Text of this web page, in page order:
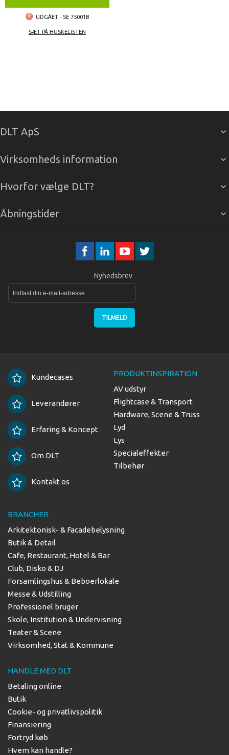
UDGÅET - SE 75001B
SÆT PÅ HUSKELISTEN
DLT ApS
Virksomheds information
Hvorfor vælge DLT?
Åbningstider
Nyhedsbrev
TILMELD
Kundecases
Leverandører
Erfaring & Koncept
Om DLT
Kontakt os
PRODUKTINSPIRATION
AV udstyr
Flightcase & Transport
Hardware, Scene & Truss
Lyd
Lys
Specialeffekter
Tilbehør
BRANCHER
Arkitektonisk- & Facadebelysning
Butik & Detail
Cafe, Restaurant, Hotel & Bar
Club, Disko & DJ
Forsamlingshus & Beboerlokale
Messe & Udstilling
Professionel bruger
Skole, Institution & Undervisning
Teater & Scene
Virksomhed, Stat & Kommune
HANDLE MED DLT
Betaling online
Butik
Cookie- og privatlivspolitik
Finansiering
Fortryd køb
Hvem kan handle?